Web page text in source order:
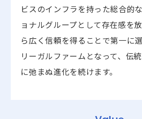
ビスのインフラを持った総合的
ョナルグループとして存在感を
ら広く信頼を得ることで第一に
リーガルファームとなって、伝
に弛まぬ進化を続けます。